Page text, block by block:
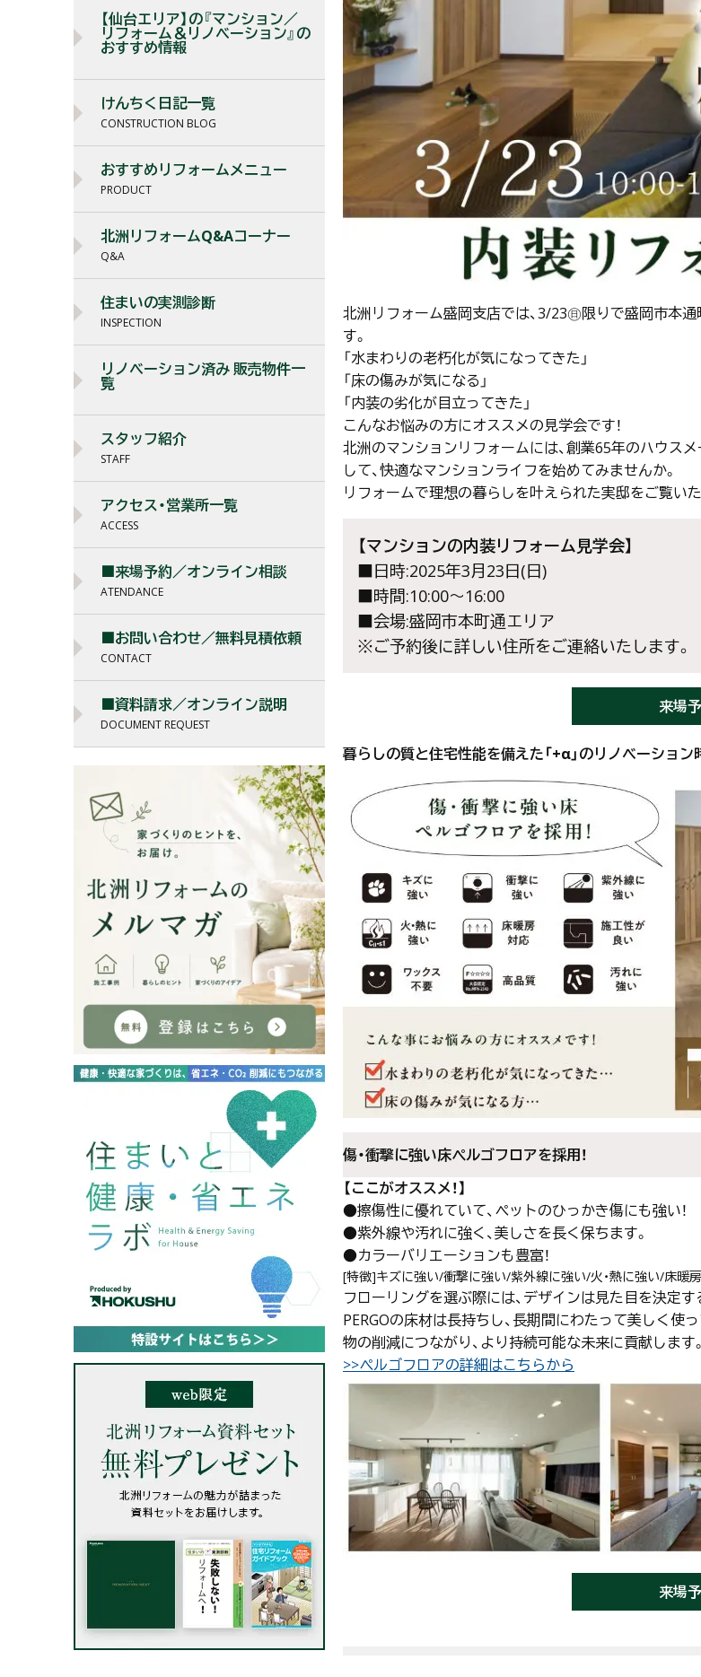
北洲リフォーム盛岡支店では、3/23㊐限りで盛岡市本
す。
「水まわりの老朽化が気になってきた」
「床の傷みが気になる」
「内装の劣化が目立ってきた」
こんなお悩みの方にオススメの見学会です！
北洲のマンションリフォームには、創業65年のハウス
して、快適なマンションライフを始めてみませんか。
リフォームで理想の暮らしを叶えられた実邸をご覧い
【マンションの内装リフォーム見学会】
■日時:2025年3月23日(日)
■時間:10:00～16:00
■会場:盛岡市本町通エリア
※ご予約後に詳しい住所をご連絡いたします。
来場
暮らしの質と住宅性能を備えた「+α」のリノベーション
傷・衝撃に強い床ぺルゴフロアを採用！
【ここがオススメ！】
●擦傷性に優れていて、ペットのひっかき傷にも強い！
●紫外線や汚れに強く、美しさを長く保ちます。
●カラーバリエーションも豊富！
[特徴]キズに強い/衝撃に強い/紫外線に強い/火・熱に強い/床
フローリングを選ぶ際には、デザインは見た目を決定
PERGOの床材は長持ちし、長期間にわたって美しく
物の削減につながり、より持続可能な未来に貢献します。
>>ぺルゴフロアの詳細はこちらから
来場
【仙台エリア】の『マンション／
リフォーム＆リノベーション』の
おすすめ情報
けんちく日記一覧
CONSTRUCTION BLOG
おすすめリフォームメニュー
PRODUCT
北洲リフォームQ&Aコーナー
Q&A
住まいの実測診断
INSPECTION
リノベーション済み 販売物件一
覧
スタッフ紹介
STAFF
アクセス・営業所一覧
ACCESS
■来場予約／オンライン相談
ATENDANCE
■お問い合わせ／無料見積依頼
CONTACT
■資料請求／オンライン説明
DOCUMENT REQUEST